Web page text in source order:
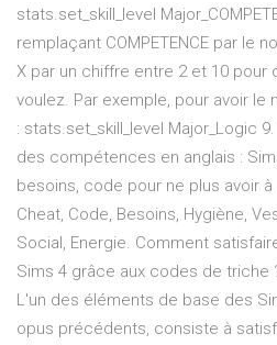
stats.set_skill_level
remplaçant COMPETENCE par le
X par un chiffre entre 2 et 10 pour
voulez. Par exemple, pour avoir le
: stats.set_skill_level Major_Logic
des compétences en anglais :
besoins, code pour ne plus avoir à
Cheat, Code, Besoins, Hygiène,
Social, Energie. Comment
Sims 4 grâce aux codes de triche
L'un des éléments de base des
opus précédents, consiste à